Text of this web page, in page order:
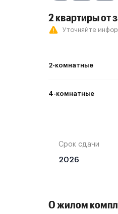
2 квартиры от
Уточняйте
2-комнатные
4-комнатные
Срок сдачи
2026
О жилом